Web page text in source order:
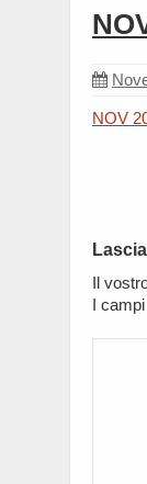
NOV
Il
I